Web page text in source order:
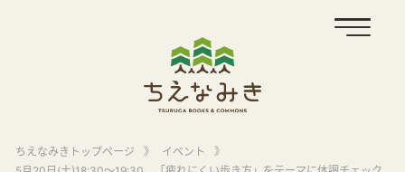
ちえなみきトップページ 》 イベント
》